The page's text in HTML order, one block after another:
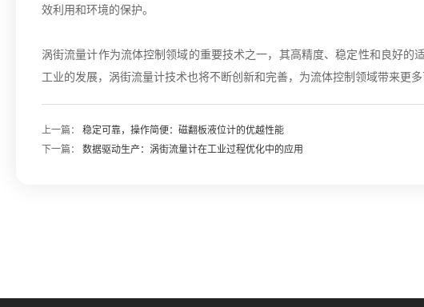
效利用和环境的保护。
涡街流量计作为流体控制领域的重要技术之一，其高精度、稳定性和良好
工业的发展，涡街流量计技术也将不断创新和完善，为流体控制领域带来更多
上一篇： 稳定可靠，操作简便：磁翻板液位计的优越性能
下一篇： 数据驱动生产：涡街流量计在工业过程优化中的应用